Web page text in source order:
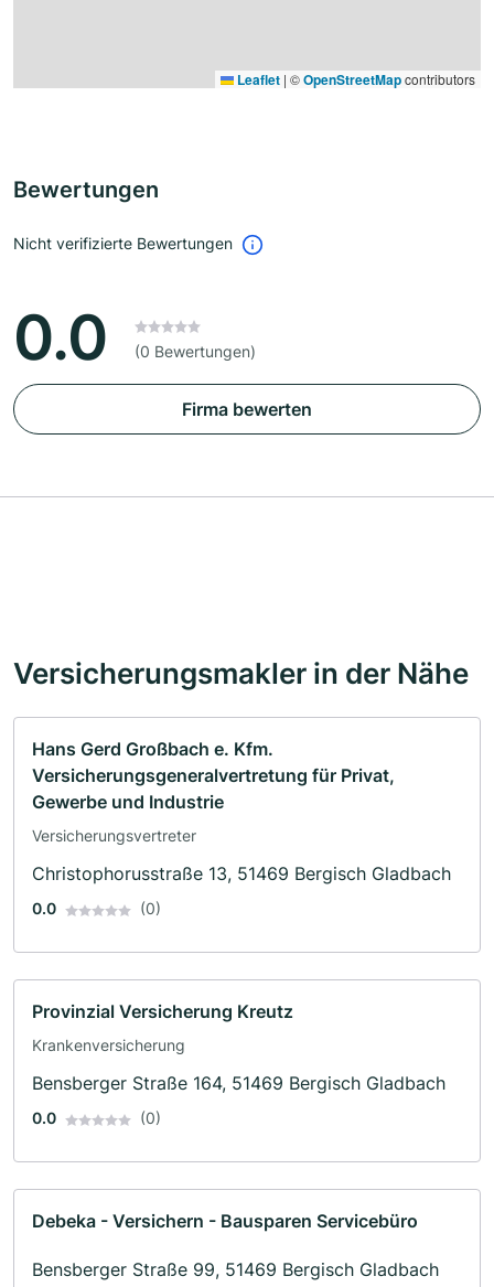
Leaflet | ©OpenStreetMapcontributors
Bewertungen
Nicht verifizierte Bewertungen
0.0 (0 Bewertungen)
Firma bewerten
Versicherungsmakler in der Nähe
Hans Gerd Großbach e. Kfm.
Versicherungsgeneralvertretung für Privat,
Gewerbe und Industrie
Versicherungsvertreter
Christophorusstraße 13, 51469 Bergisch Gladbach
0.0 (0)
Provinzial Versicherung Kreutz
Krankenversicherung
Bensberger Straße 164, 51469 Bergisch Gladbach
0.0 (0)
Debeka - Versichern - Bausparen Servicebüro
Bensberger Straße 99, 51469 Bergisch Gladbach